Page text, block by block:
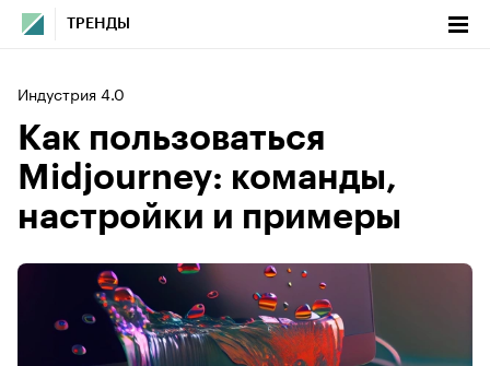
ТРЕНДЫ
Индустрия 4.0
Как пользоваться
Midjourney: команды,
настройки и примеры